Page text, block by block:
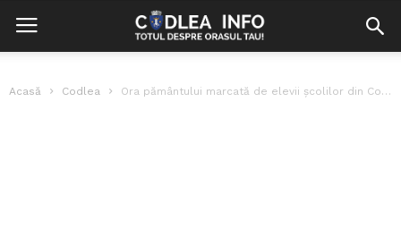
Acasă Codlea Ora pământului marcată de elevii școlilor din Codlea